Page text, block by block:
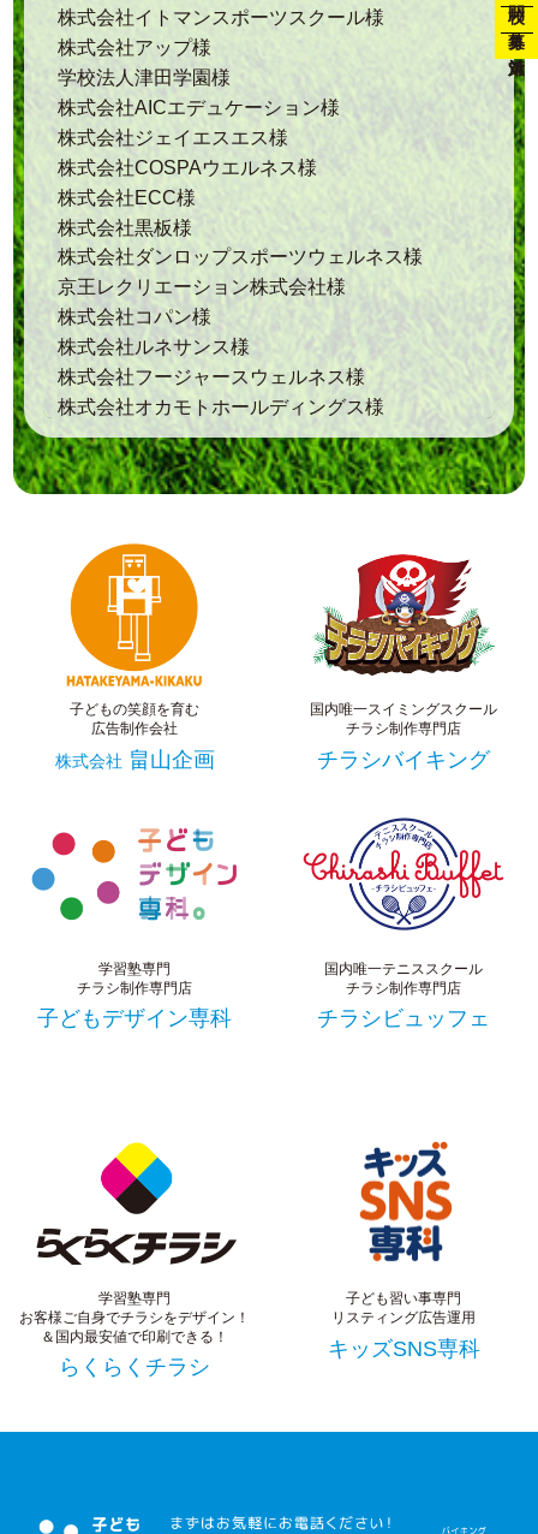
株式会社イトマンスポーツスクール様
株式会社アップ様
学校法人津田学園様
株式会社AICエデュケーション様
株式会社ジェイエスエス様
株式会社COSPAウエルネス様
株式会社ECC様
株式会社黒板様
株式会社ダンロップスポーツウェルネス様
京王レクリエーション株式会社様
株式会社コパン様
株式会社ルネサンス様
株式会社フージャースウェルネス様
株式会社オカモトホールディングス様
子どもの笑顔を育む
広告制作会社
株式会社 畠山企画
国内唯一スイミングスクール
チラシ制作専門店
チラシバイキング
学習塾専門
チラシ制作専門店
子どもデザイン専科
国内唯一テニススクール
チラシ制作専門店
チラシビュッフェ
学習塾専門
お客様ご自身でチラシをデザイン！
＆国内最安値で印刷できる！
らくらくチラシ
子ども習い事専門
リスティング広告運用
キッズSNS専科
募集
対策